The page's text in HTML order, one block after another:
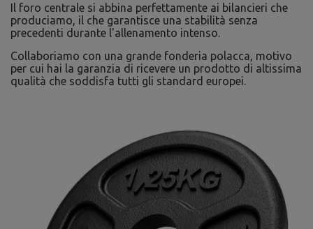
Il foro centrale si abbina perfettamente ai bilancieri che
produciamo, il che garantisce una stabilità senza
precedenti durante l'allenamento intenso.
Collaboriamo con una grande fonderia polacca, motivo
per cui hai la garanzia di ricevere un prodotto di altissima
qualità che soddisfa tutti gli standard europei.